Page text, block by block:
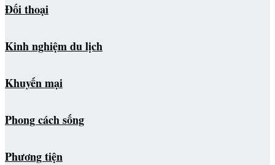
Đối thoại
Kinh nghiệm du lịch
Khuyến mại
Phong cách sống
Phương tiện